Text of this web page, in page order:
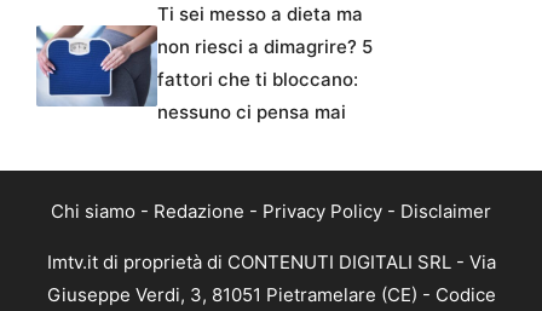
Ti sei messo a dieta ma
non riesci a dimagrire? 5
fattori che ti bloccano:
nessuno ci pensa mai
Chi siamo - Redazione - Privacy Policy - Disclaimer
Imtv.it di proprietà di CONTENUTI DIGITALI SRL - Via
Giuseppe Verdi, 3, 81051 Pietramelare (CE) - Codice